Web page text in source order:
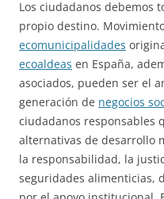
Los ciudadanos debemos
propio destino.
ecomunicipalidades
ecoaldeas en España,
asociados, pueden ser el
generación de negocios
ciudadanos responsables
alternativas de desarrollo
la responsabilidad, la
seguridades alimenticias,